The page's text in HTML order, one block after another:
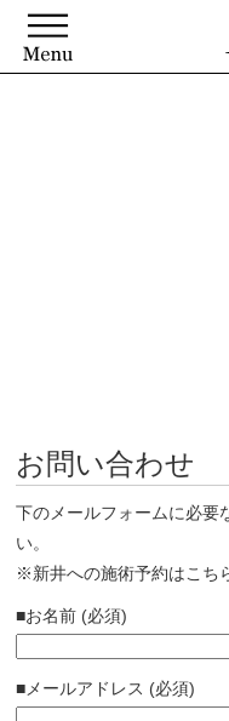
お問い合わせ
下のメールフォームに必要
い。
※新井への施術予約はこち
■お名前 (必須)
■メールアドレス (必須)